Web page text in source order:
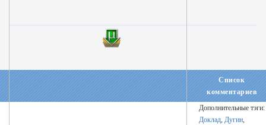
Список
комментариев
Дополнительные тэги:
Доклад, Дугин,